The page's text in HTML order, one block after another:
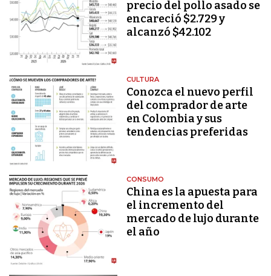
precio del pollo asado se
encareció $2.729 y
alcanzó $42.102
CULTURA
Conozca el nuevo perfil
del comprador de arte
en Colombia y sus
tendencias preferidas
CONSUMO
China es la apuesta para
el incremento del
mercado de lujo durante
el año